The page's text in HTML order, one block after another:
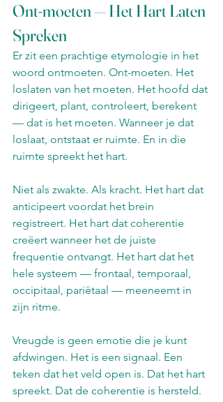
Ont-moeten — Het Hart Laten
Spreken
Er zit een prachtige etymologie in het
woord ontmoeten. Ont-moeten. Het
loslaten van het moeten. Het hoofd dat
dirigeert, plant, controleert, berekent
— dat is het moeten. Wanneer je dat
loslaat, ontstaat er ruimte. En in die
ruimte spreekt het hart.
Niet als zwakte. Als kracht. Het hart dat
anticipeert voordat het brein
registreert. Het hart dat coherentie
creëert wanneer het de juiste
frequentie ontvangt. Het hart dat het
hele systeem — frontaal, temporaal,
occipitaal, pariëtaal — meeneemt in
zijn ritme.
Vreugde is geen emotie die je kunt
afdwingen. Het is een signaal. Een
teken dat het veld open is. Dat het hart
spreekt. Dat de coherentie is hersteld.